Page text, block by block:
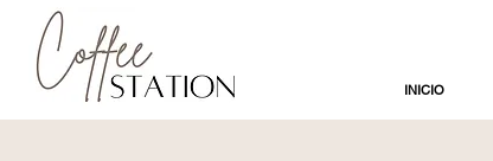
INICIO